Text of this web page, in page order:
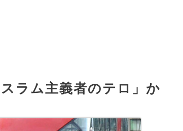
ラム主義者のテロ」か